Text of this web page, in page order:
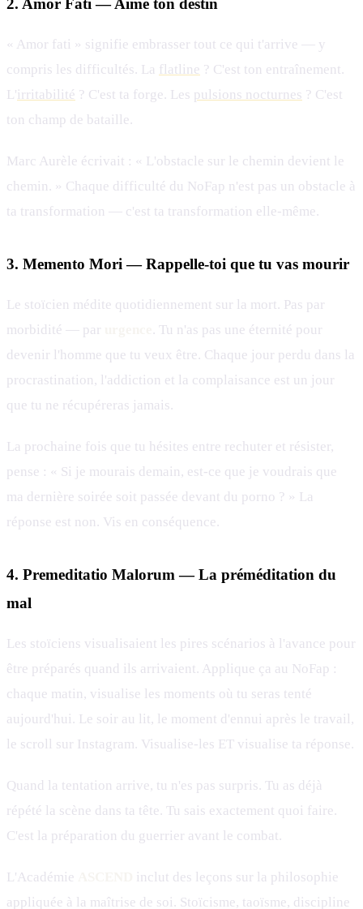
2. Amor Fati — Aime ton destin
« Amor fati » signifie embrasser tout ce qui t'arrive — y
compris les difficultés. La flatline ? C'est ton entraînement.
L'irritabilité ? C'est ta forge. Les pulsions nocturnes ? C'est
ton champ de bataille.
Marc Aurèle écrivait : « L'obstacle sur le chemin devient le
chemin. » Chaque difficulté du NoFap n'est pas un obstacle à
ta transformation — c'est ta transformation elle-même.
3. Memento Mori — Rappelle-toi que tu vas mourir
Le stoïcien médite quotidiennement sur la mort. Pas par
morbidité — par
. Tu n'as pas une éternité pour
devenir l'homme que tu veux être. Chaque jour perdu dans la
procrastination, l'addiction et la complaisance est un jour
que tu ne récupéreras jamais.
La prochaine fois que tu hésites entre rechuter et résister,
pense : « Si je mourais demain, est-ce que je voudrais que
ma dernière soirée soit passée devant du porno ? » La
réponse est non. Vis en conséquence.
4. Premeditatio Malorum — La préméditation du
mal
Les stoïciens visualisaient les pires scénarios à l'avance pour
être préparés quand ils arrivaient. Applique ça au NoFap :
chaque matin, visualise les moments où tu seras tenté
aujourd'hui. Le soir au lit, le moment d'ennui après le travail,
le scroll sur Instagram. Visualise-les ET visualise ta réponse.
Quand la tentation arrive, tu n'es pas surpris. Tu as déjà
répété la scène dans ta tête. Tu sais exactement quoi faire.
C'est la préparation du guerrier avant le combat.
L'Académie
inclut des leçons sur la philosophie
appliquée à la maîtrise de soi. Stoïcisme, taoïsme, discipline